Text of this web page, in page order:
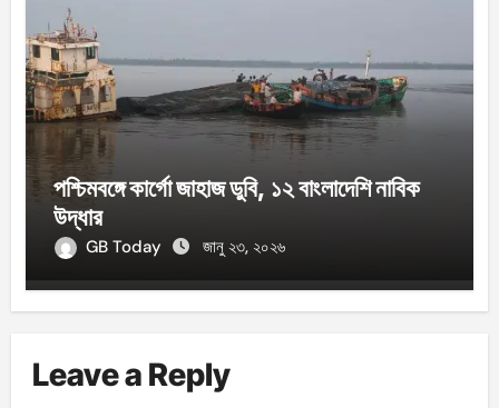
পশ্চিমবঙ্গে কার্গো জাহাজ ডুবি, ১২ বাংলাদেশি নাবিক
উদ্ধার
GB Today জানু ২৩, ২০২৬
Leave a Reply